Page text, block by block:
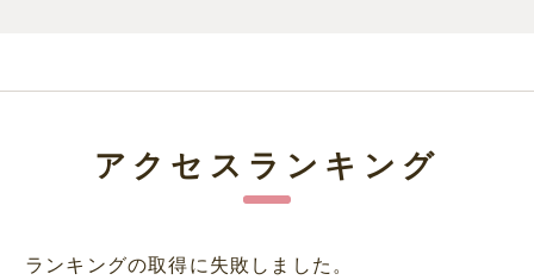
アクセスランキング
ランキングの取得に失敗しました。